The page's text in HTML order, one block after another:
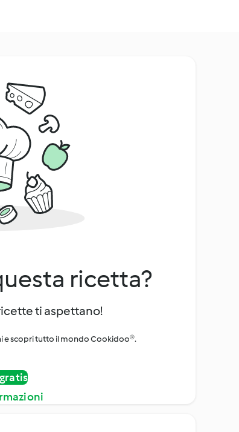
ricetta?
ti aspettano!
e scopri tutto il mondo Cookidoo®.